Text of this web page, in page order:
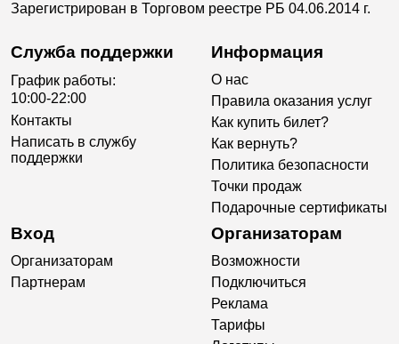
Зарегистрирован в Торговом реестре РБ 04.06.2014 г.
Служба поддержки
График работы:
10:00-22:00
Контакты
Написать в службу
поддержки
Информация
О нас
Правила оказания услуг
Как купить билет?
Как вернуть?
Политика безопасности
Точки продаж
Подарочные сертификаты
Вход
Организаторам
Партнерам
Организаторам
Возможности
Подключиться
Реклама
Тарифы